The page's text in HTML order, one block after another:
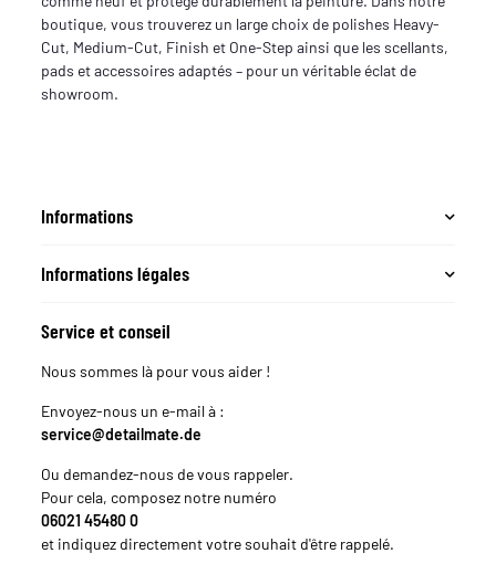
boutique, vous trouverez un large choix de polishes Heavy-
Cut, Medium-Cut, Finish et One-Step ainsi que les scellants,
pads et accessoires adaptés – pour un véritable éclat de
showroom.
Informations
Informations légales
Service et conseil
Nous sommes là pour vous aider !
Envoyez-nous un e-mail à :
service@detailmate.de
Ou demandez-nous de vous rappeler.
Pour cela, composez notre numéro
06021 45480 0
et indiquez directement votre souhait d'être rappelé.